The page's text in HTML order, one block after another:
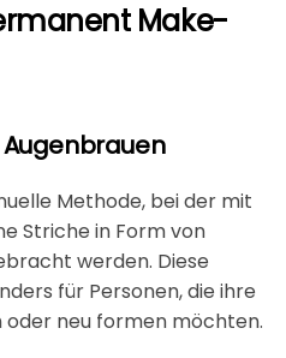
Make-
Methode, bei der mit
Striche in Form von
werden. Diese
für Personen, die ihre
neu formen möchten.